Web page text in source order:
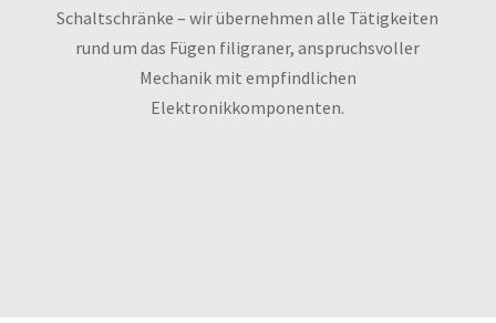
Schaltschränke – wir übernehmen alle Tätigkeiten
rund um das Fügen filigraner, anspruchsvoller
Mechanik mit empfindlichen
Elektronikkomponenten.